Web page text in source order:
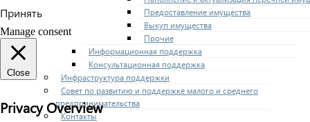
Предоставление имущества
Выкуп имущества
Прочие
Информационная поддержка
Консультационная поддержка
Инфраструктура поддержки
Совет по развитию и поддержке малого и среднего
предпринимательства
Контакты
Принять
Manage consent
Close
Privacy Overview